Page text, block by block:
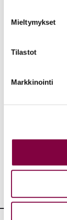
Mieltymykset
Tilastot
Markkinointi
juristi.